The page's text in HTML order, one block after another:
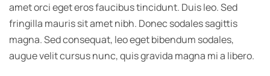
amet orci eget eros faucibus tincidunt. Duis leo. Sed
fringilla mauris sit amet nibh. Donec sodales sagittis
magna. Sed consequat, leo eget bibendum sodales,
augue velit cursus nunc, quis gravida magna mi a libero.